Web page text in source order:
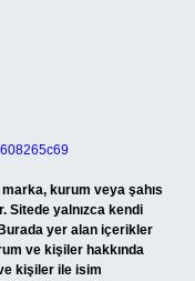
kurum veya şahıs
Sitede yalnızca kendi
Burada yer alan içerikler
ve kişiler hakkında
kişiler ile isim